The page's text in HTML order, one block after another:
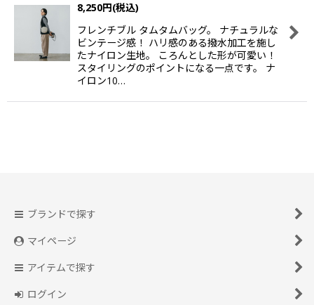
8,250円(税込)
フレンチブル タムタムバッグ。 ナチュラルな
ビンテージ感！ ハリ感のある撥水加工を施し
たナイロン生地。 ころんとした形が可愛い！
スタイリングのポイントになる一点です。 ナ
イロン10…
ブランドで探す
マイページ
アイテムで探す
ログイン